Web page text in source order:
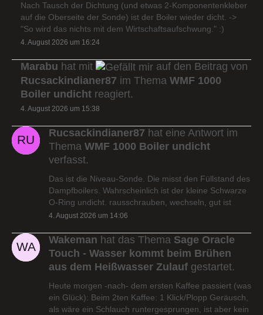
Nach Tausch der Dichtung (und etwas 2-Komponentenkleber
auf die Oberseite der Sonde) ist der Boiler wieder dicht. ->
"So wird das nichts mit dem Wirtschaftsaufschwung." :)
4. August 2026 um 16:24
Marabu hat mit
auf den Beitrag von
Rucsackindianer87 im Thema WMF 1000
Boiler undicht reagiert.
4. August 2026 um 15:38
Rucsackindianer87 hat eine Antwort im
Thema WMF 1000 Boiler undicht
verfasst.
Das ist die Niveau-Sonde. Die misst den Füllstand des
Dampfboilers. Wahrscheinlich ist der kleine Schwarze
O-Ring undicht. rausschrauben, wechseln, gut ist
4. August 2026 um 14:06
Wakeman hat das Thema Sage Oracle
Touch - Wasser kommt beim Brühen
aus dem Heißwasser Zulauf gestartet.
Heute morgen -nach- dem ersten Kaffee passiert (was
ein Glück): Beim 2ten Kaffee: 1 Klick/Plopp Geräusch,
als wäre ein Schlauch runtergesprungen, ist aber kein